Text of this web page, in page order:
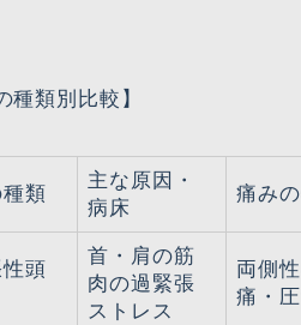
種類別比較】
類
主な原因・
病床
痛み
頭
首・肩の筋
肉の過緊張
ストレス
両側
痛・